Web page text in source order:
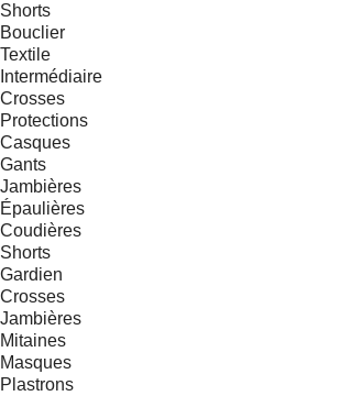
Shorts
Bouclier
Textile
Intermédiaire
Crosses
Protections
Casques
Gants
Jambières
Épaulières
Coudières
Shorts
Gardien
Crosses
Jambières
Mitaines
Masques
Plastrons